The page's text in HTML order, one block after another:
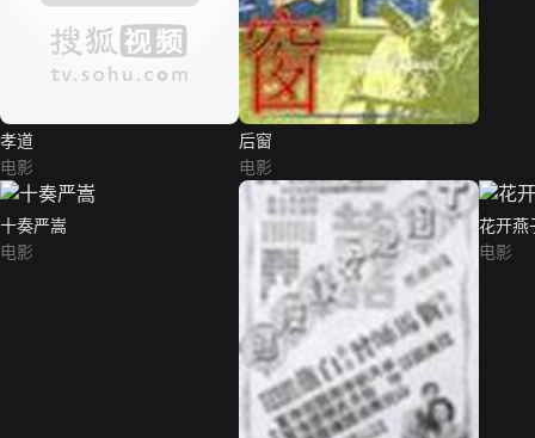
孝道
电影
后窗
电影
十奏严嵩
电影
花开燕
电影